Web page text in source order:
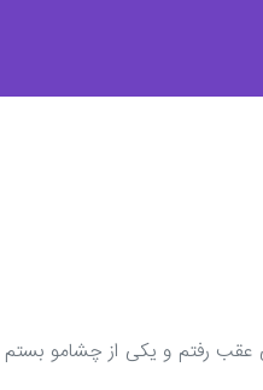
عقب رفتم و یکی از چشامو